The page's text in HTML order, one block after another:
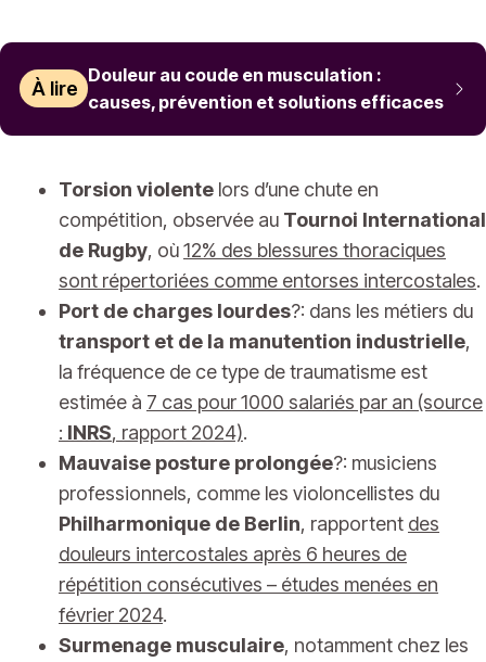
À lire
Douleur au coude en musculation :
causes, prévention et solutions efficaces
Torsion violente lors d’une chute en
compétition, observée au Tournoi International
de Rugby, où12% des blessures thoraciques
sont répertoriées comme entorses intercostales.
Port de charges lourdes?: dans les métiers du
transport et de la manutention industrielle,
la fréquence de ce type de traumatisme est
estimée à 7 cas pour 1000 salariés par an (source
: INRS, rapport 2024).
Mauvaise posture prolongée?: musiciens
professionnels, comme les violoncellistes du
Philharmonique de Berlin, rapportent des
douleurs intercostales après 6 heures de
répétition consécutives – études menées en
février 2024.
Surmenage musculaire, notamment chez les